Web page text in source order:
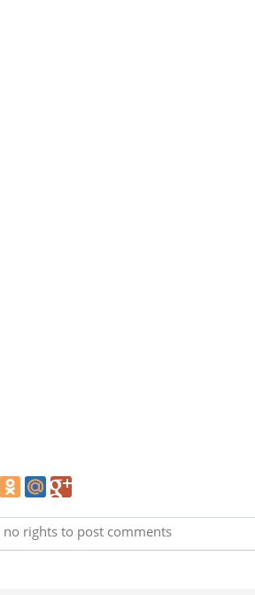
no rights to post comments